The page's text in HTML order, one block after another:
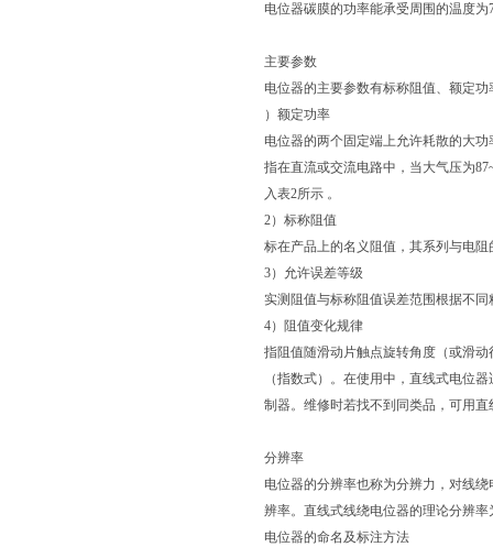
电位器碳膜的功率能承受周围的温度
主要参数
电位器的主要参数有标称阻值、额定
）额定功率
电位器的两个固定端上允许耗散的大
指在直流或交流电路中，当大气压为
入表2所示 。
2）标称阻值
标在产品上的名义阻值，其系列与电阻
3）允许误差等级
实测阻值与标称阻值误差范围根据不同
4）阻值变化规律
指阻值随滑动片触点旋转角度（或滑
（指数式）。在使用中，直线式电位
制器。维修时若找不到同类品，可用
分辨率
电位器的分辨率也称为分辨力，对线
辨率。直线式线绕电位器的理论分辨
电位器的命名及标注方法